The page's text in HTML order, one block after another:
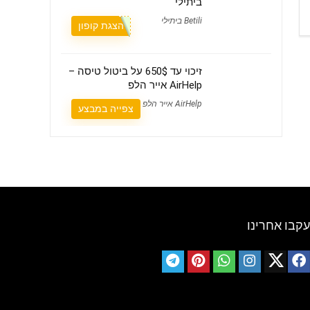
Betili ביתילי הצגת קופון
זיכוי עד 650$ על ביטול טיסה –
AirHelp אייר הלפ
AirHelp אייר הלפ צפייה במבצע
עקבו אחרינו